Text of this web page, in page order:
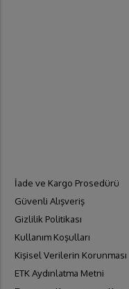
İade ve Kargo Prosedürü
Güvenli Alışveriş
Gizlilik Politikası
Kullanım Koşulları
Kişisel Verilerin Korunması
ETK Aydınlatma Metni